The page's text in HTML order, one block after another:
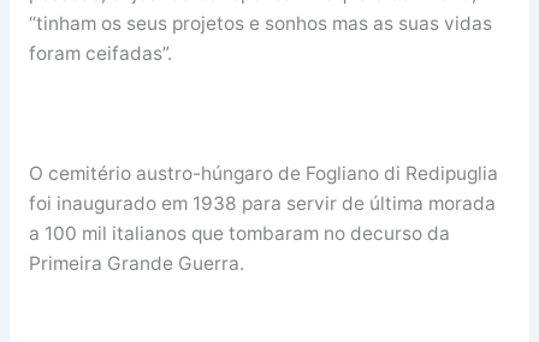
“tinham os seus projetos e sonhos mas as suas vidas
foram ceifadas”.
O cemitério austro-húngaro de Fogliano di Redipuglia
foi inaugurado em 1938 para servir de última morada
a 100 mil italianos que tombaram no decurso da
Primeira Grande Guerra.